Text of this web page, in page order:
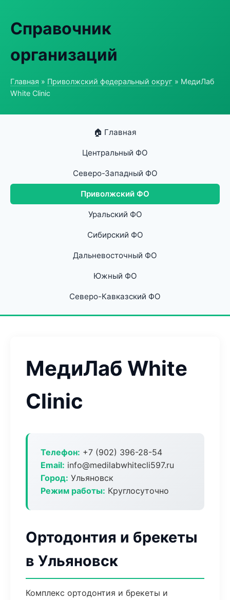
Справочник
организаций
Главная » Приволжский федеральный округ » МедиЛаб
White Clinic
🏠 Главная
Центральный ФО
Северо-Западный ФО
Приволжский ФО
Уральский ФО
Сибирский ФО
Дальневосточный ФО
Южный ФО
Северо-Кавказский ФО
МедиЛаб White
Clinic
Телефон: +7 (902) 396-28-54
Email: info@medilabwhitecli597.ru
Город: Ульяновск
Режим работы: Круглосуточно
Ортодонтия и брекеты
в Ульяновск
Комплекс ортодонтия и брекеты и